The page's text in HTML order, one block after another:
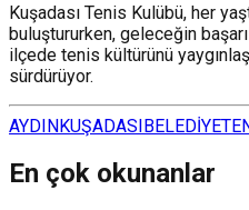
Kuşadası Tenis Kulübü, her
buluştururken, geleceğin
ilçede tenis kültürünü
sürdürüyor.
AYDINKUŞADASIBELEDİYE
En çok okunanlar